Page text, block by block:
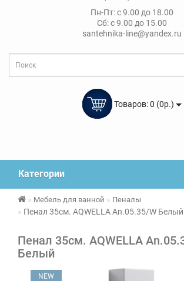
Пн-Пт: с 9.00 до 18.00
Сб: с 9.00 до 15.00
santehnika-line@yandex.ru
Товаров: 0 (0р.)
Категории
Мебель для ванной Пеналы
Пенал 35см. AQWELLA An.05.35/W Белый
Пенал 35см. AQWELLA
Белый
NEW